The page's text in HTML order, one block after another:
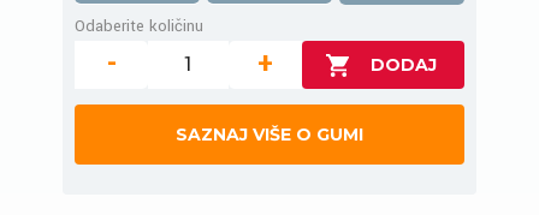
Odaberite količinu
- +
SAZNAJ VIŠE O GUMI